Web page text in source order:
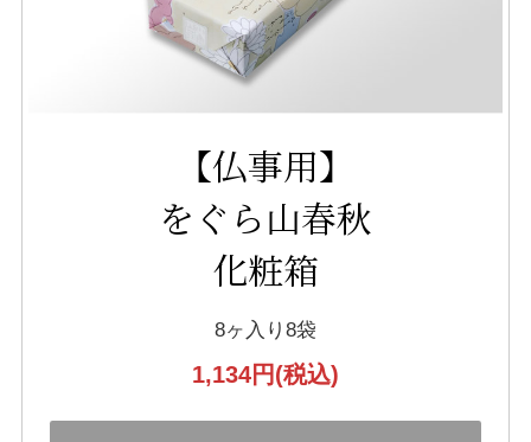
【仏事用】
をぐら山春秋
化粧箱
8ヶ入り8袋
1,134円(税込)